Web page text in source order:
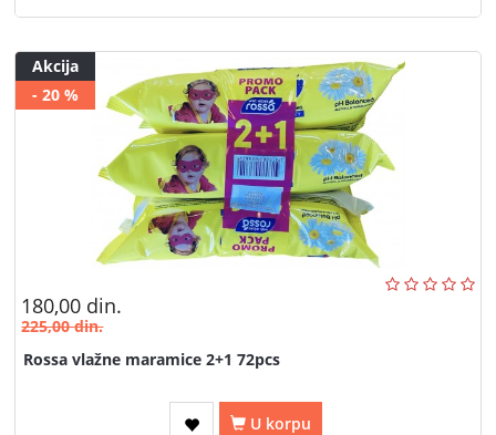
Akcija
- 20 %
180,00 din.
225,00din.
Rossa vlažne maramice 2+1 72pcs
U korpu